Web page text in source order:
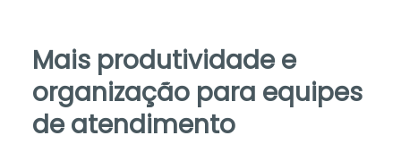
Mais produtividade e
organização para equipes
de atendimento